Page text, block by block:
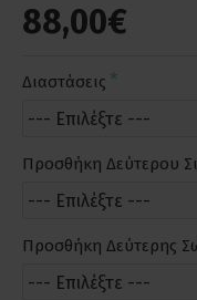
88,00€
Διαστάσεις
Προσθήκη Δεύτερου
Προσθήκη Δεύτερης